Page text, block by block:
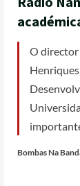
O director
Bombas Na